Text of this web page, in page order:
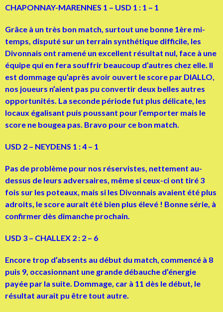
CHAPONNAY-MARENNES 1 – USD 1 : 1 – 1
Grâce à un très bon match, surtout une bonne 1ère mi-
temps, disputé sur un terrain synthétique difficile, les
Divonnais ont ramené un excellent résultat nul, face à une
équipe qui en fera souffrir beaucoup d’autres chez elle. Il
est dommage qu’après avoir ouvert le score par DIALLO,
nos joueurs n’aient pas pu convertir deux belles autres
opportunités. La seconde période fut plus délicate, les
locaux égalisant puis poussant pour l’emporter mais le
score ne bougea pas. Bravo pour ce bon match.
USD 2 – NEYDENS 1 : 4 – 1
Pas de problème pour nos réservistes, nettement au-
dessus de leurs adversaires, même si ceux-ci ont tiré 3
fois sur les poteaux, mais si les Divonnais avaient été plus
adroits, le score aurait été bien plus élevé ! Bonne série, à
confirmer dès dimanche prochain.
USD 3 – CHALLEX 2 : 2 – 6
Encore trop d’absents au début du match, commencé à 8
puis 9, occasionnant une grande débauche d’énergie
payée par la suite. Dommage, car à 11 dès le début, le
résultat aurait pu être tout autre.